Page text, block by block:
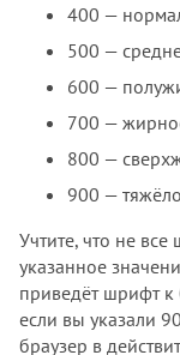
400 —
500 —
600 —
700 —
800 —
900 —
Учтите, что не
указанное
приведёт шрифт
если вы указали
браузер в
:read-write
:required
:right
:root
:seeking
:user-invalid
:user-valid
:valid